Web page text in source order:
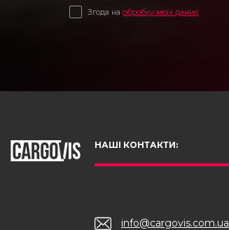
Згода на обробку моїх даних
НАШІ КОНТАКТИ:
info@cargovis.com.ua